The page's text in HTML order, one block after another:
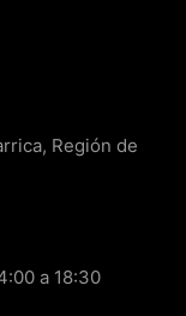
Región de
a 18:30